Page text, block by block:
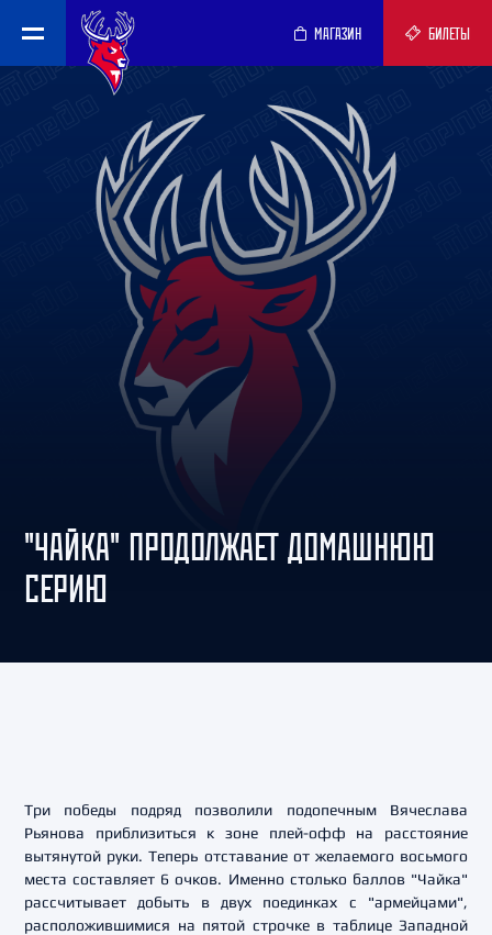
МАГАЗИН БИЛЕТЫ
"ЧАЙКА" ПРОДОЛЖАЕТ ДОМАШНЮЮ
СЕРИЮ
Три победы подряд позволили подопечным Вячеслава
Рьянова приблизиться к зоне плей-офф на расстояние
вытянутой руки. Теперь отставание от желаемого восьмого
места составляет 6 очков. Именно столько баллов "Чайка"
рассчитывает добыть в двух поединках с "армейцами",
расположившимися на пятой строчке в таблице Западной